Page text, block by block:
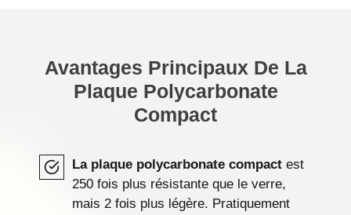
Avantages Principaux De La
Plaque Polycarbonate
Compact
La plaque polycarbonate compact est
250 fois plus résistante que le verre,
mais 2 fois plus légère. Pratiquement